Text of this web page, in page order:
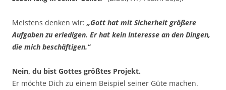
Meistens denken wir: „Gott hat mit Sicherheit größere
Aufgaben zu erledigen. Er hat kein Interesse an den Dingen,
die mich beschäftigen.“
Nein, du bist Gottes größtes Projekt.
Er möchte Dich zu einem Beispiel seiner Güte machen.